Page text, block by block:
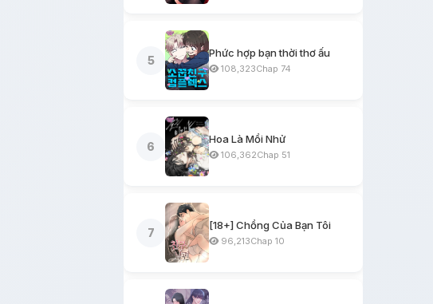
5
Phức hợp bạn thời thơ ấu
108,323Chap 74
6
Hoa Là Mồi Nhử
106,362Chap 51
7
[18+] Chồng Của Bạn Tôi
96,213Chap 10